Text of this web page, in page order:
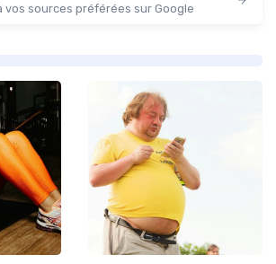
vos sources préférées sur Google